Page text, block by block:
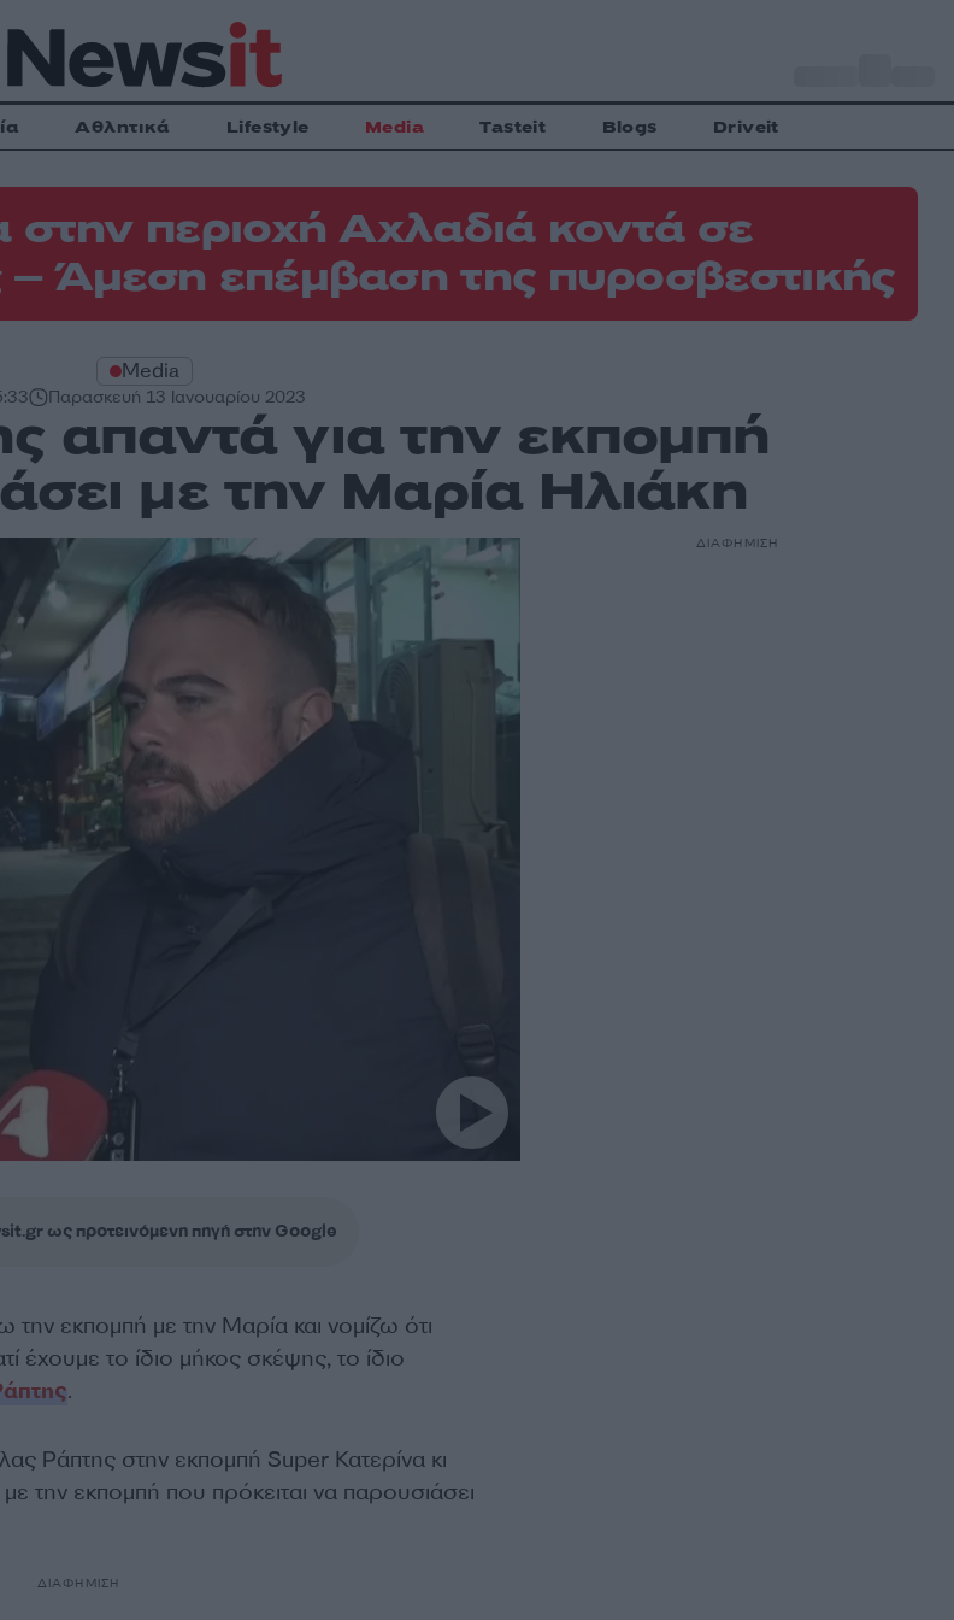
Αθλητικά Lifestyle Media Tasteit Blogs Driveit
στην περιοχή Αχλαδιά κοντά σε
– Άμεση επέμβαση της πυροσβεστικής
Media
Παρασκευή 13 Ιανουαρίου 2023
απαντά για την εκπομπή
με την Μαρία Ηλιάκη
ως προτεινόμενη πηγή στην Google
εκπομπή με την Μαρία και νομίζω ότι
έχουμε το ίδιο μήκος σκέψης, το ίδιο
.
Ράπτης στην εκπομπή Super Κατερίνα κι
με την εκπομπή που πρόκειται να παρουσιάσει
ΔΙΑΦΗΜΙΣΗ
ΔΙΑΦΗΜΙΣΗ